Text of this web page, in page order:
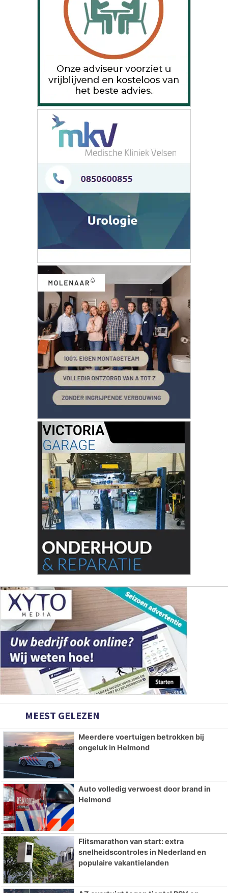
MEEST GELEZEN
Meerdere voertuigen betrokken bij
ongeluk in Helmond
Auto volledig verwoest door brand in
Helmond
Flitsmarathon van start: extra
snelheidscontroles in Nederland en
populaire vakantielanden